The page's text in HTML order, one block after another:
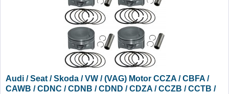
Audi / Seat / Skoda / VW / (VAG) Motor CCZA / CBFA /
CAWB / CDNC / CDNB / CDND / CDZA / CCZB / CCTB /